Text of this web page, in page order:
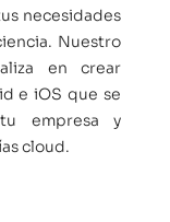
necesidades
Nuestro
en crear
e iOS que se
empresa y
cloud.